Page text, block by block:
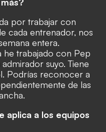
por trabajar con
cada entrenador, nos
entera.
he trabajado con Pep
suyo. Tiene
Podrías reconocer a
de las
aplica a los equipos